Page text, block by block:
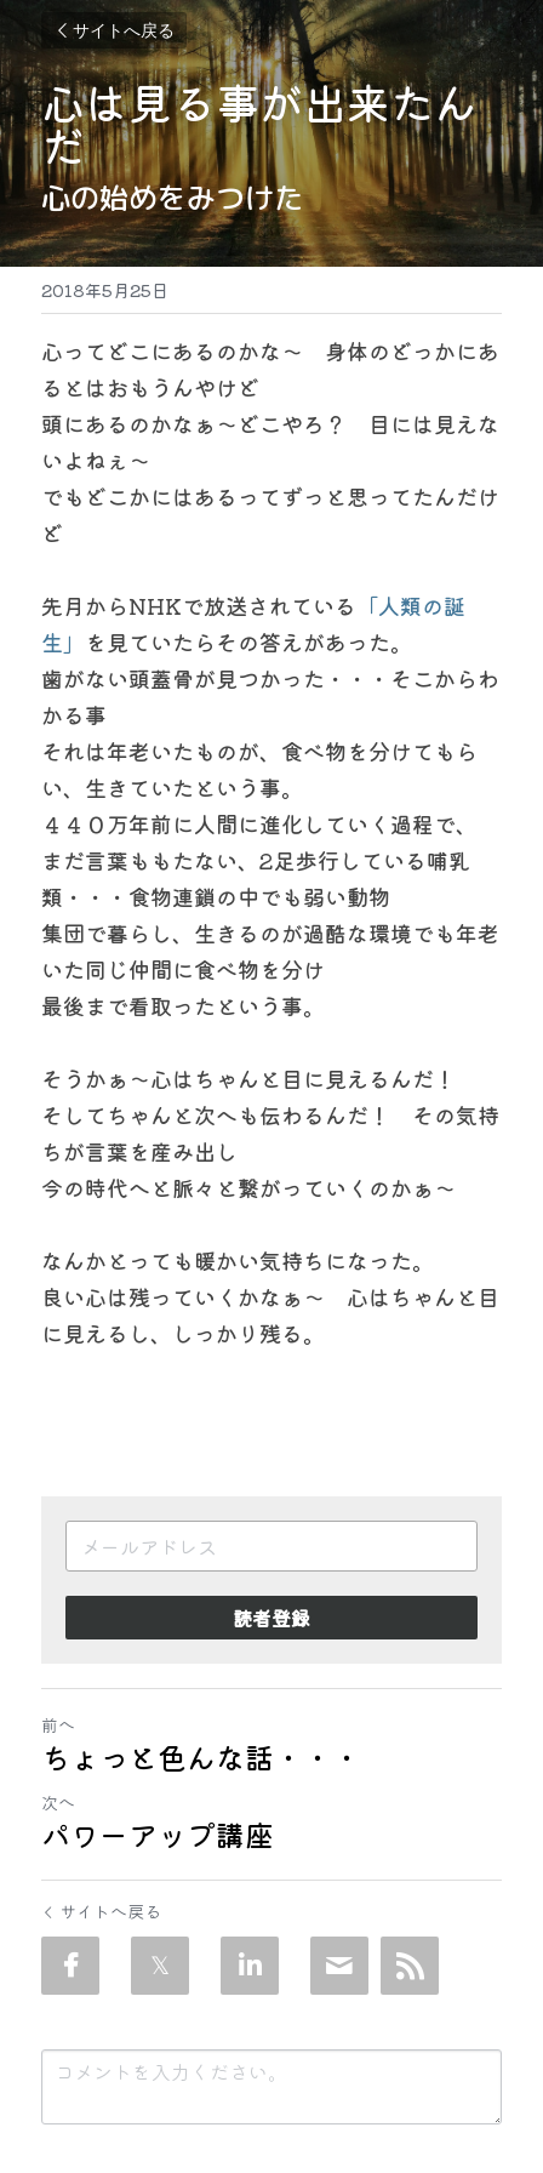
サイトへ戻る
心は見る事が出来たん
だ
心の始めをみつけた
2018年5月25日
心ってどこにあるのかな～　身体のどっかにあ
るとはおもうんやけど
頭にあるのかなぁ～どこやろ？　目には見えな
いよねぇ～
でもどこかにはあるってずっと思ってたんだけ
ど
先月からNHKで放送されている 「人類の誕
生」 を見ていたらその答えがあった。
歯がない頭蓋骨が見つかった・・・そこからわ
かる事
それは年老いたものが、食べ物を分けてもら
い、生きていたという事。
４４０万年前に人間に進化していく過程で、
まだ言葉ももたない、2足歩行している哺乳
類・・・食物連鎖の中でも弱い動物
集団で暮らし、生きるのが過酷な環境でも年老
いた同じ仲間に食べ物を分け
最後まで看取ったという事。
そうかぁ～心はちゃんと目に見えるんだ！
そしてちゃんと次へも伝わるんだ！　その気持
ちが言葉を産み出し
今の時代へと脈々と繋がっていくのかぁ～
なんかとっても暖かい気持ちになった。
良い心は残っていくかなぁ～　心はちゃんと目
に見えるし、しっかり残る。
読者登録
前へ
ちょっと色んな話・・・
次へ
パワーアップ講座
サイトへ戻る